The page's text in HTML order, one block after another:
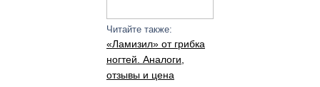
Читайте также:
«Ламизил» от грибка
ногтей. Аналоги,
отзывы и цена